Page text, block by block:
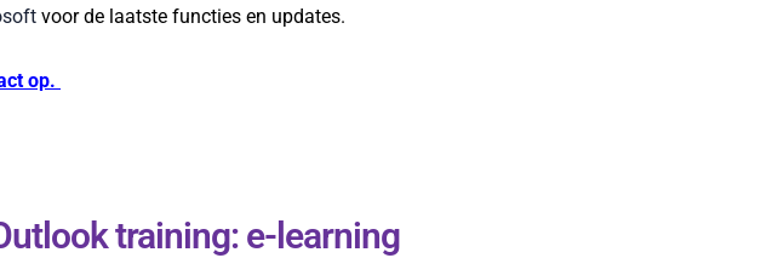
voor de laatste functies en updates.
op.
training: e-learning